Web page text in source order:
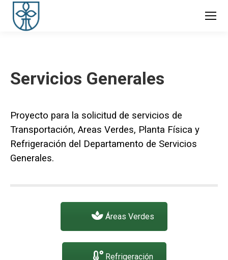
Servicios Generales
Proyecto para la solicitud de servicios de
Transportación, Areas Verdes, Planta Física y
Refrigeración del Departamento de Servicios
Generales.
Áreas Verdes
Refrigeración